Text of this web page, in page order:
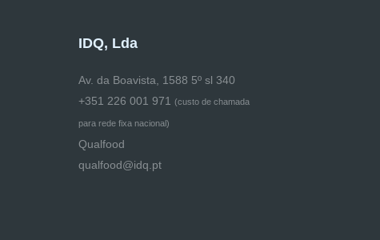
IDQ, Lda
Av. da Boavista, 1588 5º sl 340
+351 226 001 971 (custo de chamada
para rede fixa nacional)
Qualfood
qualfood@idq.pt